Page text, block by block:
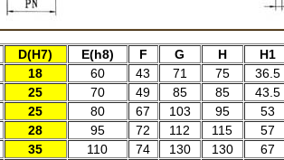
D(H7) E(h8) F G H H1
18 60 43 71 75 36.5
25 70 49 85 85 43.5
25 80 67 103 95 53
28 95 72 112 115 57
35 110 74 130 130 67